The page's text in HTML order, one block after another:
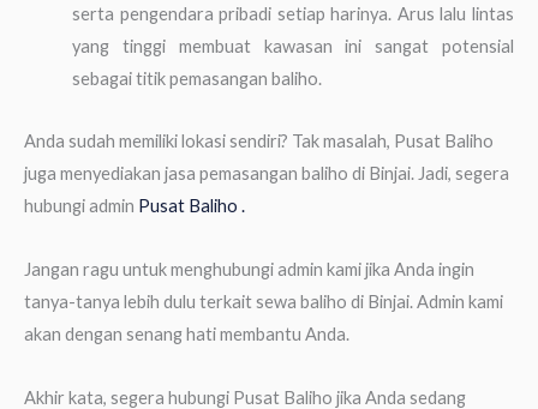
serta pengendara pribadi setiap harinya. Arus lalu lintas
yang tinggi membuat kawasan ini sangat potensial
sebagai titik pemasangan baliho.
Anda sudah memiliki lokasi sendiri? Tak masalah, Pusat Baliho
juga menyediakan jasa pemasangan baliho di Binjai. Jadi, segera
hubungi admin Pusat Baliho .
Jangan ragu untuk menghubungi admin kami jika Anda ingin
tanya-tanya lebih dulu terkait sewa baliho di Binjai. Admin kami
akan dengan senang hati membantu Anda.
Akhir kata, segera hubungi Pusat Baliho jika Anda sedang